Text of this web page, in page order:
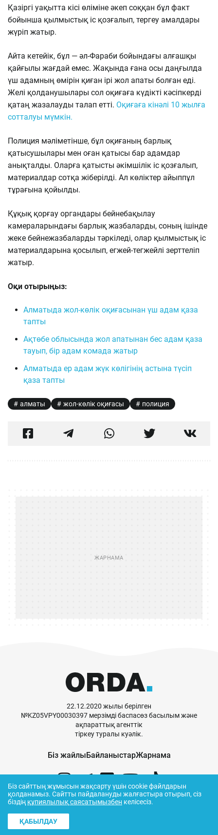
Қазіргі уақытта кісі өліміне әкеп соққан бұл факт
бойынша қылмыстық іс қозғалып, тергеу амалдары
жүріп жатыр.
Айта кетейік, бұл — әл-Фараби бойындағы алғашқы
қайғылы жағдай емес. Жақында ғана осы даңғылда
үш адамның өмірін қиған ірі жол апаты болған еді.
Желі қолданушылары сол оқиғаға күдікті кәсіпкерді
қатаң жазалауды талап етті. Оқиғаға кінәлі 10 жылға
сотталуы мүмкін.
Полиция мәліметінше, бұл оқиғаның барлық
қатысушылары мен оған қатысы бар адамдар
анықталды. Оларға қатысты әкімшілік іс қозғалып,
материалдар сотқа жіберілді. Ал көліктер айыппұл
тұрағына қойылды.
Құқық қорғау органдары бейнебақылау
камераларындағы барлық жазбаларды, соның ішінде
жеке бейнежазбаларды тәркіледі, олар қылмыстық іс
материалдарына қосылып, егжей-тегжейлі зерттеліп
жатыр.
Оқи отырыңыз:
Алматыда жол-көлік оқиғасынан үш адам қаза
тапты
Ақтөбе облысында жол апатынан бес адам қаза
тауып, бір адам комада жатыр
Алматыда ер адам жүк көлігінің астына түсіп
қаза тапты
алматы жол-көлік оқиғасы полиция
22.12.2020 жылы берілген
№KZ05VPY00030397 мерзімді баспасөз басылым және
ақпараттық агенттік
тіркеу туралы куәлік.
Біз жайлыБайланыстарЖарнама
© ORDA,2026
Біз сайттың жұмысын жақсарту үшін cookie файлдарын
қолданамыз. Сайтты пайдалануды жалғастыра отырып, сіз
біздің құпиялылық саясатымызбен келісесіз.
ҚАБЫЛДАУ